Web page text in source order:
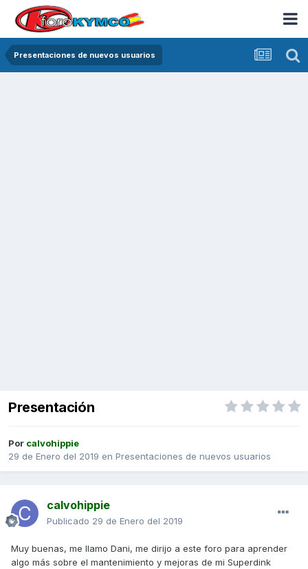
Presentaciones de nuevos usuarios
Presentación
Por calvohippie
29 de Enero del 2019 en Presentaciones de nuevos usuarios
calvohippie
Publicado 29 de Enero del 2019
Muy buenas, me llamo Dani, me dirijo a este foro para aprender
algo más sobre el mantenimiento y mejoras de mi Superdink